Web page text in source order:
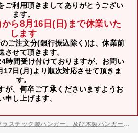
ご利用頂きましてありがとうござい
ます。
ら8月16日(日)まで休業いた
します
ご注文分(銀行振込除く)は、休業前
させて頂きます。
時間受け付けておりますが、お問い
17日(月)より順次対応させて頂きま
す。
が、何卒ご了承くださいますようお
申し上げます。
年末年始休業のお知らせ
プラスチック製ハンガー、及び木製ハンガーKシリーズ 価格改定のお知らせ
製ハンガーNシリーズ価格改定のお知らせ